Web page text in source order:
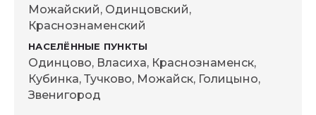
Можайский, Одинцовский,
Краснознаменский
Одинцово, Власиха, Краснознаменск,
Кубинка, Тучково, Можайск, Голицыно,
Звенигород